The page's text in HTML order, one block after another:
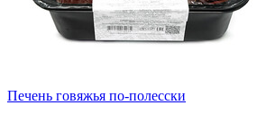
Печень говяжья по-полесски